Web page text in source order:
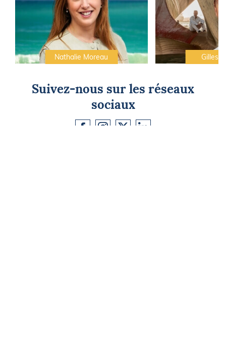
Nathalie Moreau Gilles
Suivez-nous sur les réseaux
sociaux